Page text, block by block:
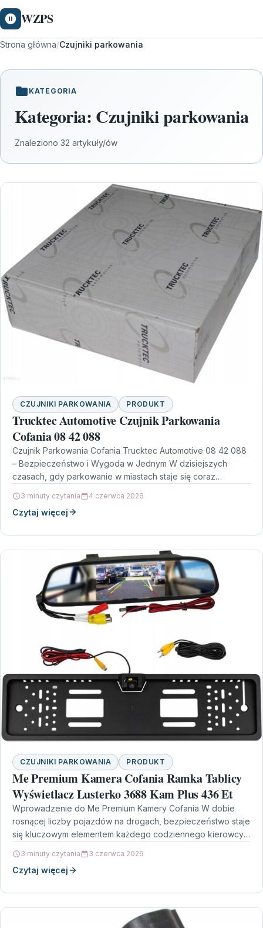
WZPS
Strona główna/Czujniki parkowania
KATEGORIA
Kategoria: Czujniki parkowania
Znaleziono 32 artykuły/ów
CZUJNIKI PARKOWANIA PRODUKT
Trucktec Automotive Czujnik Parkowania
Cofania 08 42 088
Czujnik Parkowania Cofania Trucktec Automotive 08 42 088
– Bezpieczeństwo i Wygoda w Jednym W dzisiejszych
czasach, gdy parkowanie w miastach staje się coraz…
3 minuty czytania 4 czerwca 2026
Czytaj więcej
CZUJNIKI PARKOWANIA PRODUKT
Me Premium Kamera Cofania Ramka Tablicy
Wyświetlacz Lusterko 3688 Kam Plus 436 Et
Wprowadzenie do Me Premium Kamery Cofania W dobie
rosnącej liczby pojazdów na drogach, bezpieczeństwo staje
się kluczowym elementem każdego codziennego kierowcy.
3 minuty czytania 3 czerwca 2026
Czytaj więcej